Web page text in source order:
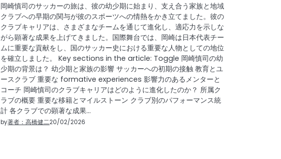
岡崎慎司のサッカーの旅は、彼の幼少期に始まり、支え合う家族と地域
クラブへの早期の関与が彼のスポーツへの情熱をかき立てました。彼の
クラブキャリアは、さまざまなチームを通じて進化し、適応力を示しな
がら顕著な成果を上げてきました。国際舞台では、岡崎は日本代表チー
ムに重要な貢献をし、国のサッカー史における重要な人物としての地位
を確立しました。 Key sections in the article: Toggle 岡崎慎司の幼
少期の背景は？ 幼少期と家族の影響 サッカーへの初期の接触 教育とユ
ースクラブ 重要な formative experiences 影響力のあるメンターと
コーチ 岡崎慎司のクラブキャリアはどのように進化したのか？ 所属ク
ラブの概要 重要な移籍とマイルストーン クラブ別のパフォーマンス統
計 各クラブでの顕著な成果…
by著者：高橋健二20/02/2026